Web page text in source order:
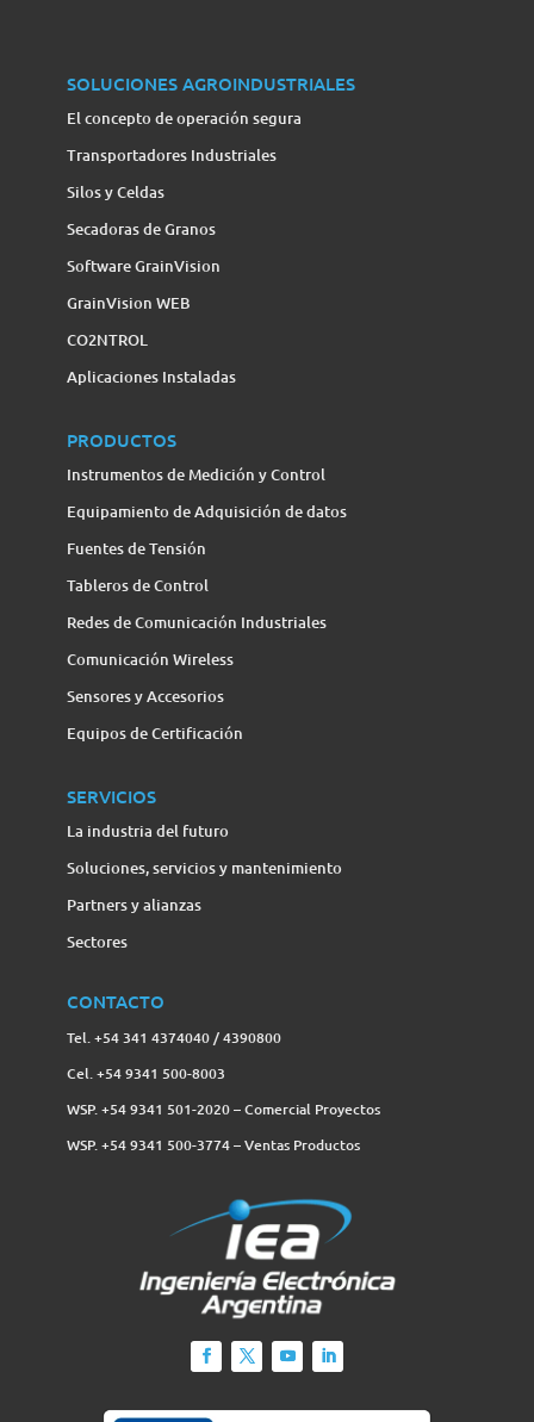
SOLUCIONES AGROINDUSTRIALES
El concepto de operación segura
Transportadores Industriales
Silos y Celdas
Secadoras de Granos
Software GrainVision
GrainVision WEB
CO2NTROL
Aplicaciones Instaladas
PRODUCTOS
Instrumentos de Medición y Control
Equipamiento de Adquisición de datos
Fuentes de Tensión
Tableros de Control
Redes de Comunicación Industriales
Comunicación Wireless
Sensores y Accesorios
Equipos de Certificación
SERVICIOS
La industria del futuro
Soluciones, servicios y mantenimiento
Partners y alianzas
Sectores
CONTACTO
Tel. +54 341 4374040 / 4390800
Cel. +54 9341 500-8003
WSP. +54 9341 501-2020 – Comercial Proyectos
WSP. +54 9341 500-3774‬ – Ventas Productos